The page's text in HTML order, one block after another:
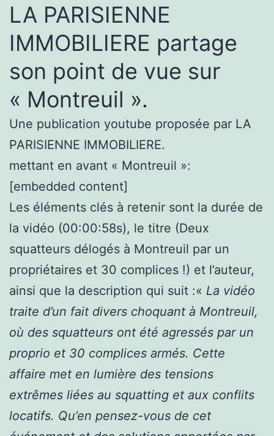
LA PARISIENNE
IMMOBILIERE partage
son point de vue sur
« Montreuil ».
Une publication youtube proposée par LA
PARISIENNE IMMOBILIERE.
mettant en avant « Montreuil »:
[embedded content]
Les éléments clés à retenir sont la durée de
la vidéo (00:00:58s), le titre (Deux
squatteurs délogés à Montreuil par un
propriétaires et 30 complices !) et l’auteur,
ainsi que la description qui suit :« La vidéo
traite d’un fait divers choquant à Montreuil,
où des squatteurs ont été agressés par un
proprio et 30 complices armés. Cette
affaire met en lumière des tensions
extrêmes liées au squatting et aux conflits
locatifs. Qu’en pensez-vous de cet